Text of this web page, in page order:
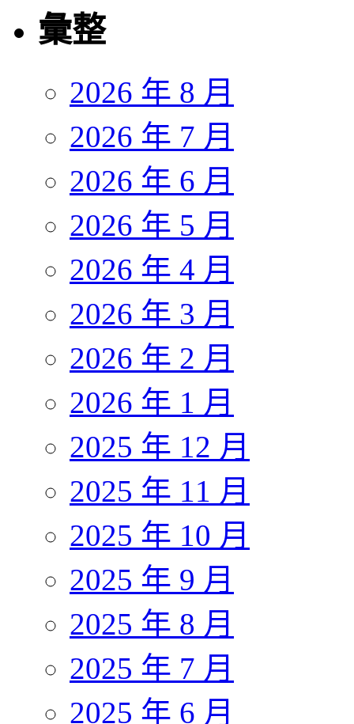
彙整
2026 年 8 月
2026 年 7 月
2026 年 6 月
2026 年 5 月
2026 年 4 月
2026 年 3 月
2026 年 2 月
2026 年 1 月
2025 年 12 月
2025 年 11 月
2025 年 10 月
2025 年 9 月
2025 年 8 月
2025 年 7 月
2025 年 6 月